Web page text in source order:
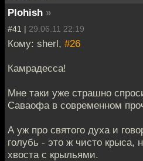
Plohish »
#41 | 29.06.11 22:19
Кому: sherl, #26
Камрадесса!
Мне таки уже страшно
Саваофа в современном
А уж про святого духа и
голубь - это ж чисто крыса,
хвоста с крыльями.